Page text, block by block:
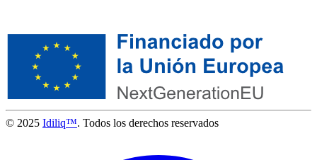
© 2025 Idiliq™. Todos los derechos reservados